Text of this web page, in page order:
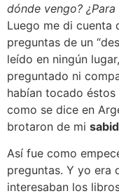
dónde vengo?
Luego me di cuenta
preguntas de un
leído en ningún
preguntado ni
habían tocado éstos
como se dice en
brotaron de mi
Así fue como
preguntas. Y yo era
interesaban los